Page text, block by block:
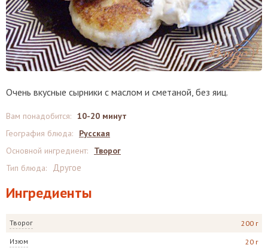
Очень вкусные сырники с маслом и сметаной, без яиц.
Ингредиенты
Творог 200 г
Изюм 20 г
Вам понадобится: 10-20 минут
География блюда:
Русская
Основной ингредиент:
Творог
Тип блюда: Другое